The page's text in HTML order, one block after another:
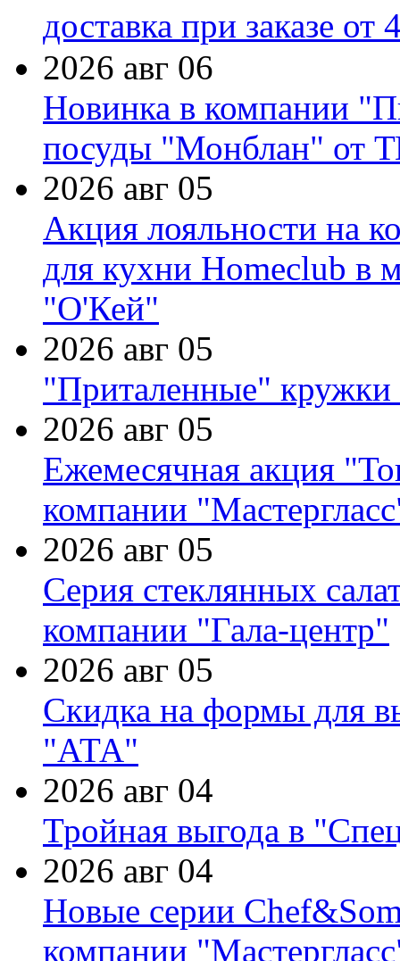
доставка при заказе от
2026 авг 06
Новинка в компании
посуды "Монблан" от
2026 авг 05
Акция лояльности на
для кухни Homeclub в
"О'Кей"
2026 авг 05
"Приталенные" кружки
2026 авг 05
Ежемесячная акция
компании
2026 авг 05
Серия стеклянных
компании "Гала-центр"
2026 авг 05
Скидка на формы для
"АТА"
2026 авг 04
Тройная выгода в
2026 авг 04
Новые серии
компании